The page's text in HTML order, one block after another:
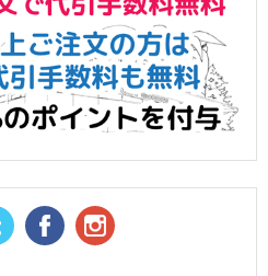
Feed
Twitter Facebook